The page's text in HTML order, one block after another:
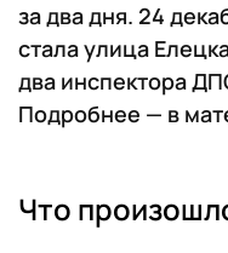
за два дня. 24
стала улица
два инспектора
Подробнее — в
Что